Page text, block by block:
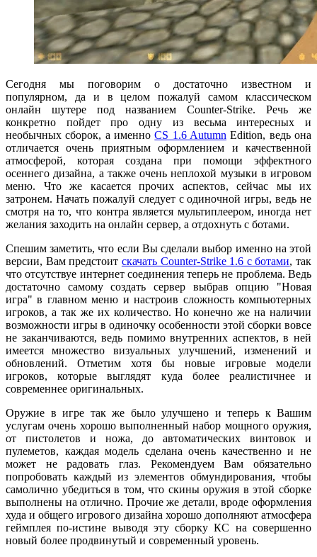
Сегодня мы поговорим о достаточно известном и
популярном, да и в целом пожалуй самом классическом
онлайн шутере под названием Counter-Strike. Речь же
конкретно пойдет про одну из весьма интересных и
необычных сборок, а именноCS 1.6 Autumn Edition, ведь она
отличается очень приятным оформлением и качественной
атмосферой, которая создана при помощи эффектного
осеннего дизайна, а также очень неплохой музыки в игровом
меню. Что же касается прочих аспектов, сейчас мы их
затронем. Начать пожалуй следует с одиночной игры, ведь не
смотря на то, что контра является мультиплеером, иногда нет
желания заходить на онлайн сервер, а отдохнуть с ботами.
Спешим заметить, что если Вы сделали выбор именно на этой
версии, Вам предстоит скачать Counter-Strike 1.6 с ботами, так
что отсутствуе интернет соединения теперь не проблема. Ведь
достаточно самому создать сервер выбрав опцию "Новая
игра" в главном меню и настроив сложность компьютерных
игроков, а так же их количество. Но конечно же на наличии
возможности игры в одиночку особенности этой сборки вовсе
не заканчиваются, ведь помимо внутренних аспектов, в ней
имеется множество визуальных улучшений, изменений и
обновлений. Отметим хотя бы новые игровые модели
игроков, которые выглядят куда более реалистичнее и
современнее оригинальных.
Оружие в игре так же было улучшено и теперь к Вашим
услугам очень хорошо выполненный набор мощного оружия,
от пистолетов и ножа, до автоматических винтовок и
пулеметов, каждая модель сделана очень качественно и не
может не радовать глаз. Рекомендуем Вам обязательно
попробовать каждый из элементов обмундирования, чтобы
самолично убедиться в том, что скины оружия в этой сборке
выполнены на отлично. Прочие же детали, вроде оформления
худа и общего игрового дизайна хорошо дополняют атмосфера
геймплея по-истине выводя эту сборку КС на совершенно
новый более продвинутый и современный уровень.